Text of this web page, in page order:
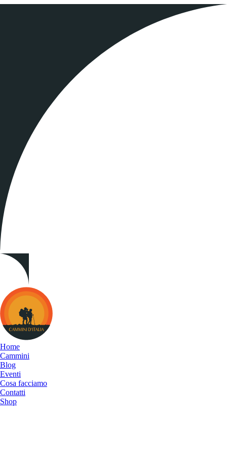
Cammini
d&#039;Italia
Home
Cammini
Blog
Eventi
Cosa facciamo
Contatti
Shop